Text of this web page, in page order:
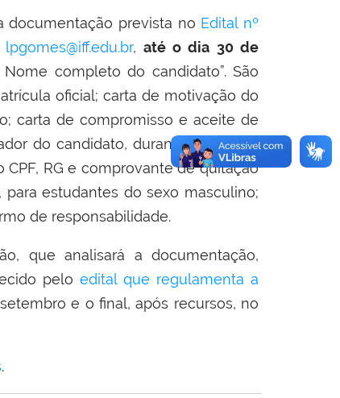
documentação prevista no Edital nº
lpgomes@iff.edu.br, até o dia 30 de
completo do candidato”. São
oficial; carta de motivação do
carta de compromisso e aceite de
do candidato, durante o período
CPF, RG e comprovante de quitação
estudantes do sexo masculino;
de responsabilidade.
que analisará a documentação,
peloedital que regulamenta a
e o final, após recursos, no
.